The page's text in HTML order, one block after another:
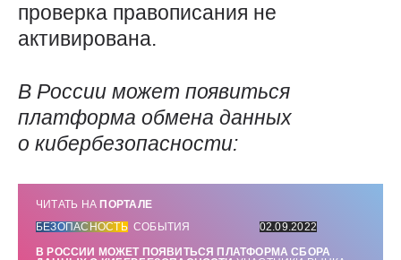
проверка правописания не
активирована.
В России может появиться
платформа обмена данных
о кибербезопасности:
ЧИТАТЬ НА ПОРТАЛЕ
БЕЗОПАСНОСТЬ СОБЫТИЯ
02.09.2022
В РОССИИ МОЖЕТ ПОЯВИТЬСЯ ПЛАТФОРМА СБОРА